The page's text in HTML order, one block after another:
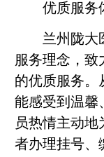
优质服务
兰州陇大医
服务理念，致
的优质服务。
能感受到温馨
员热情主动
者办理挂号、